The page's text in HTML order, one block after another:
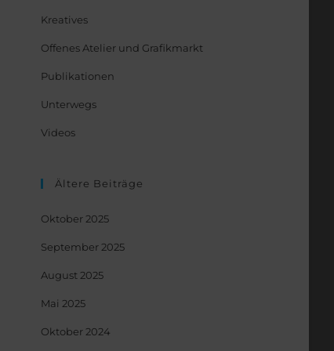
Kreatives
Offenes Atelier und Grafikmarkt
Publikationen
Unterwegs
Videos
Ältere Beiträge
Oktober 2025
September 2025
August 2025
Mai 2025
Oktober 2024